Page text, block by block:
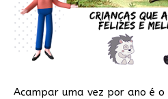
Acampar uma vez por ano é